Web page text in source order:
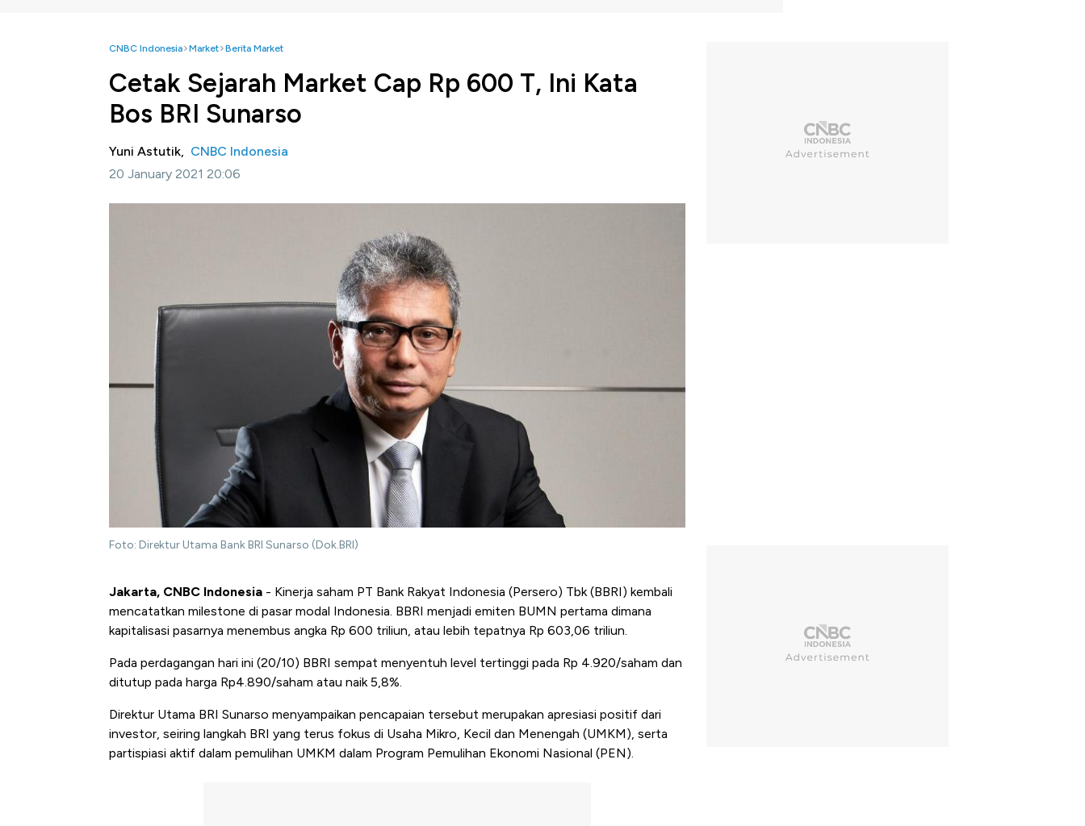
CNBC Indonesia Market Berita Market
Cetak Sejarah Market Cap Rp 600 T, Ini Kata
Bos BRI Sunarso
Yuni Astutik, CNBC Indonesia
20 January 2021 20:06
Foto: Direktur Utama Bank BRI Sunarso (Dok.BRI)
Jakarta, CNBC Indonesia - Kinerja saham PT Bank Rakyat Indonesia (Persero) Tbk (BBRI) kembali
mencatatkan milestone di pasar modal Indonesia. BBRI menjadi emiten BUMN pertama dimana
kapitalisasi pasarnya menembus angka Rp 600 triliun, atau lebih tepatnya Rp 603,06 triliun.
Pada perdagangan hari ini (20/10) BBRI sempat menyentuh level tertinggi pada Rp 4.920/saham dan
ditutup pada harga Rp4.890/saham atau naik 5,8%.
Direktur Utama BRI Sunarso menyampaikan pencapaian tersebut merupakan apresiasi positif dari
investor, seiring langkah BRI yang terus fokus di Usaha Mikro, Kecil dan Menengah (UMKM), serta
partispiasi aktif dalam pemulihan UMKM dalam Program Pemulihan Ekonomi Nasional (PEN).